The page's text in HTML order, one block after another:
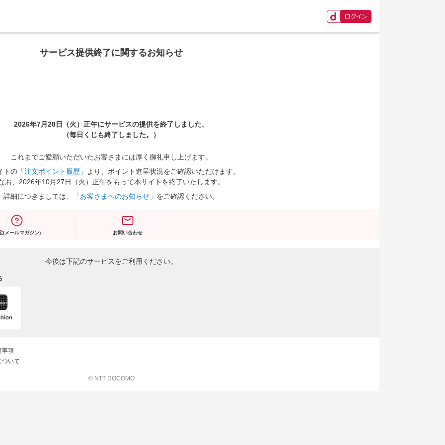
サービス提供終了に関するお知らせ
2026年7月28日（火）正午にサービスの提供を終了しました。
（毎日くじも終了しました。）
これまでご愛顧いただいたお客さまには厚く御礼申し上げます。
トの 「注文ポイント履歴」
より、ポイント進呈状況をご確認いただけます。
お、2026年10月27日（火）正午をもって本サイトを終了いたします。
詳細につきましては、
「お客さまへのお知らせ」 をご確認ください。
(メールマガジン) お問い合わせ
今後は下記のサービスをご利用ください。
事項
ついて
© NTT DOCOMO